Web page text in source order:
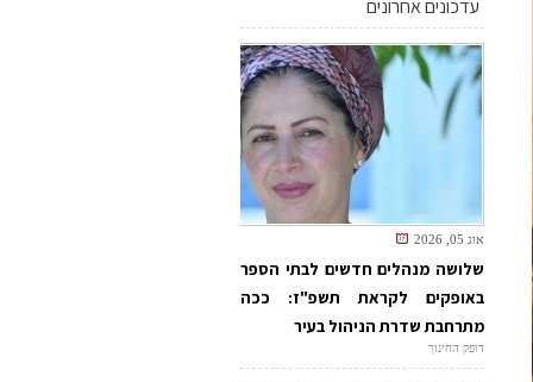
עדכונים אחרונים
אוג 05, 2026
שלושה מנהלים חדשים לבתי הספר
באופקים לקראת תשפ"ז: ככה
מתרחבת שדרת הניהול בעיר
דופק החינוך